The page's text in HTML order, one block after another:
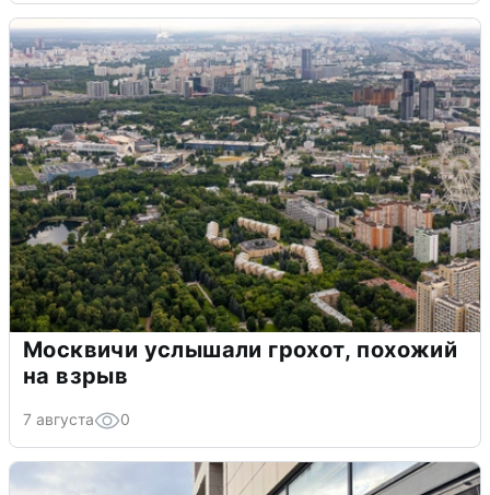
Москвичи услышали грохот, похожий
на взрыв
7 августа 0